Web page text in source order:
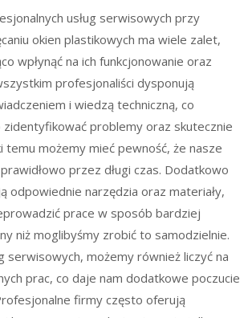
usług serwisowych przy
okien plastikowych ma wiele zalet,
wpłynąć na ich funkcjonowanie oraz
profesjonaliści dysponują
i wiedzą techniczną, co
problemy oraz skutecznie
temu możemy mieć pewność, że nasze
prawidłowo przez długi czas. Dodatkowo
odpowiednie narzędzia oraz materiały,
prace w sposób bardziej
niż moglibyśmy zrobić to samodzielnie.
serwisowych, możemy również liczyć na
prac, co daje nam dodatkowe poczucie
firmy często oferują